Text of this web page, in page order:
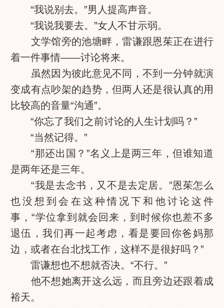
“我说别去。”男人提高声音。
“我说我要去。”女人不甘示弱。
文学馆旁的池塘畔，雷谦跟恩茱正在进行
着一件事情——讨论将来。
虽然因为彼此意见不同，不到一分钟就演
变成有点吵架的趋势，但两人还是很认真的用
比较高的音量“沟通”。
“你忘了我们之前讨论的人生计划吗？”
“当然记得。”
“那还出国？”名义上是两三年，但谁知道
是两年还是三年。
“我是去念书，又不是去定居。”恩茱怎么
也没想到会在这种情况下和他讨论这件
事，“学位拿到就会回来，到时候你也差不多
退伍，我们再一起考虑，看是要回你爸妈那
边，或者在台北找工作，这样不是很好吗？”
雷谦想也不想就否决。“不行。”
他不想她离开这么远，而且旁边还跟着成
裕天。